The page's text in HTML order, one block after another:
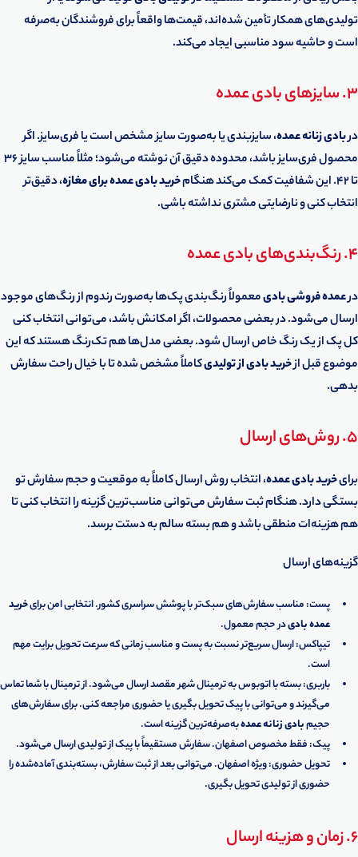
تولیدی‌های همکار تأمین شده‌اند، قیمت‌ها واقعاً برای فروشندگان به‌صرفه
است و حاشیه سود مناسبی ایجاد می‌کند.
3. سایزهای بادی عمده
دربادی زنانه عمده، سایزبندی یا به‌صورت سایز مشخص است یا فری‌سایز. اگر
محصول فری‌سایز باشد، محدوده دقیق آن نوشته می‌شود؛ مثلاً مناسب سایز 36
تا 42. این شفافیت کمک می‌کند هنگام
خرید بادی عمده برای مغازه، دقیق‌تر
انتخاب کنی و نارضایتی مشتری نداشته باشی.
4. رنگ‌بندی‌های بادی عمده
درعمده فروشی بادیمعمولاً رنگ‌بندی پک‌ها به‌صورت رندوم از رنگ‌های موجود
ارسال می‌شود. در بعضی محصولات، اگر امکانش باشد، می‌توانی انتخاب کنی
کل پک از یک رنگ خاص ارسال شود. بعضی مدل‌ها هم تک‌رنگ هستند که این
موضوع قبل ازخرید بادی از تولیدیکاملاً مشخص شده تا با خیال راحت سفارش
بدهی.
5. روش‌های ارسال
برایخرید بادی عمده، انتخاب روش ارسال کاملاً به موقعیت و حجم سفارش تو
بستگی دارد. هنگام ثبت سفارش می‌توانی مناسب‌ترین گزینه را انتخاب کنی تا
هم هزینه‌ات منطقی باشد و هم بسته سالم به دستت برسد.
گزینه‌های ارسال
پست: مناسب سفارش‌های سبک‌تر با پوشش سراسری کشور. انتخابی امن برایخرید
عمده بادیدر حجم معمول.
تیپاکس: ارسال سریع‌تر نسبت به پست و مناسب زمانی که سرعت تحویل برایت مهم
است.
باربری: بسته با اتوبوس به ترمینال شهر مقصد ارسال می‌شود. از ترمینال با شما تماس
می‌گیرند و می‌توانی با پیک تحویل بگیری یا حضوری مراجعه کنی. برای سفارش‌های
حجیمبادی زنانه عمدهبه‌صرفه‌ترین گزینه است.
پیک: فقط مخصوص اصفهان. سفارش مستقیماً با پیک از تولیدی ارسال می‌شود.
تحویل حضوری: ویژه اصفهان. می‌توانی بعد از ثبت سفارش، بسته‌بندی آماده‌شده را
حضوری از تولیدی تحویل بگیری.
6. زمان و هزینه ارسال